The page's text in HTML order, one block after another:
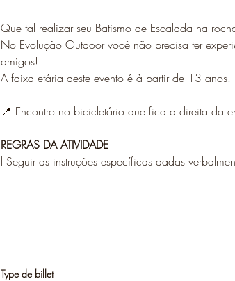
Que tal realizar seu Batismo de Escalada na
No Evolução Outdoor você não precisa ter
amigos!
A faixa etária deste evento é à partir de 13 anos.
📍 Encontro no bicicletário que fica a direita da
REGRAS DA ATIVIDADE
l Seguir as instruções específicas dadas
Type de billet